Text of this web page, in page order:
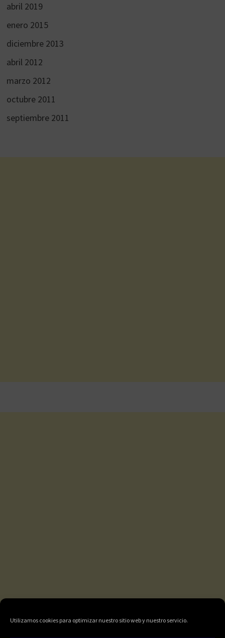
Utilizamos cookies para optimizar nuestro sitio web y nuestro servicio.
abril 2019
enero 2015
diciembre 2013
abril 2012
marzo 2012
octubre 2011
septiembre 2011